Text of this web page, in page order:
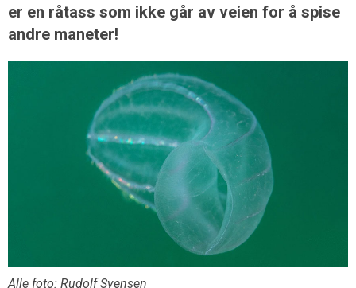
er en råtass som ikke går av veien for å spise
andre maneter!
Alle foto: Rudolf Svensen